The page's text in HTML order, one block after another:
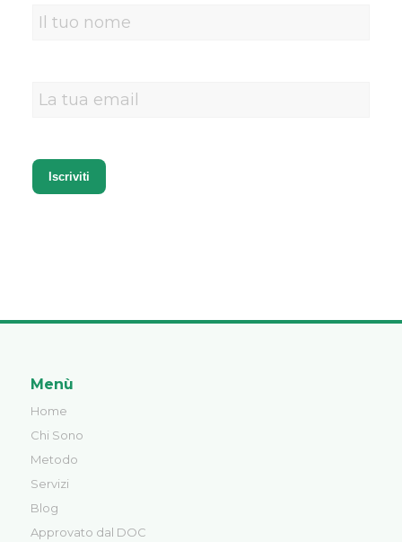
Menù
Home
Chi Sono
Metodo
Servizi
Blog
Approvato dal DOC